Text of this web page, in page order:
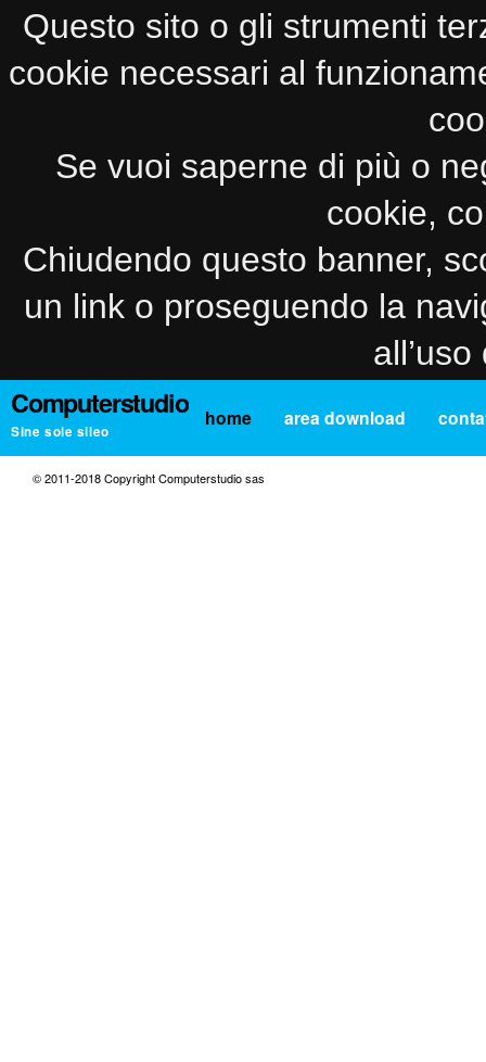
Questo sito o gli strumenti
cookie necessari al
Se vuoi saperne di più o
cookie,
Chiudendo questo banner,
un link o proseguendo la
Computerstudio
Sine sole sileo
home area download
© 2011-2018 Copyright Computerstudio sas